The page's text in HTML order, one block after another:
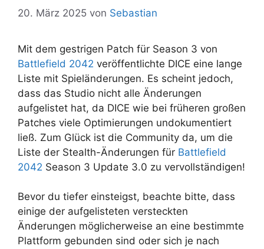
20. März 2025 von Sebastian
Mit dem gestrigen Patch für Season 3 von
Battlefield 2042 veröffentlichte DICE eine lange
Liste mit Spieländerungen. Es scheint jedoch,
dass das Studio nicht alle Änderungen
aufgelistet hat, da DICE wie bei früheren großen
Patches viele Optimierungen undokumentiert
ließ. Zum Glück ist die Community da, um die
Liste der Stealth-Änderungen für Battlefield
2042 Season 3 Update 3.0 zu vervollständigen!
Bevor du tiefer einsteigst, beachte bitte, dass
einige der aufgelisteten versteckten
Änderungen möglicherweise an eine bestimmte
Plattform gebunden sind oder sich je nach